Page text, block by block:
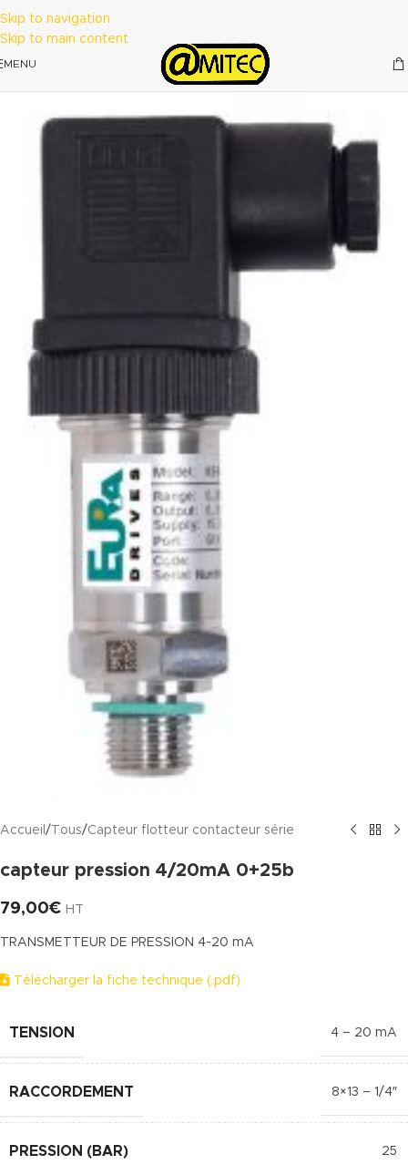
Skip to navigation
Skip to main content
MENU
Accueil /Tous/Capteur flotteur contacteur série
capteur pression 4/20mA 0+25b
79,00€ HT
TRANSMETTEUR DE PRESSION 4-20 mA
Télécharger la fiche technique (.pdf)
TENSION 4 – 20 mA
RACCORDEMENT 8×13 – 1/4″
PRESSION (BAR) 25